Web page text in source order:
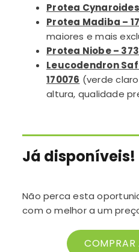
Protea Cynaroides
Protea Madiba –
maiores e mais
Protea Niobe –
Leucodendron
170076 (verde
altura, qualidade
Já disponíveis!
Não perca esta
com o melhor a um
COMPRAR